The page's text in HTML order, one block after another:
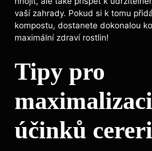
vaší ⁤zahrady. Pokud si k tomu
kompostu, dostanete dokonalou‍
maximální zdraví rostlin!
Tipy pro
maximalizaci
účinků